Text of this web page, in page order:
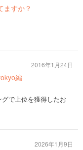
ますか？
編
で上位を獲得したお
2016年1月24日
2026年1月9日